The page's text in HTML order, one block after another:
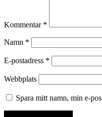
Kommentar *
Namn *
E-postadress *
Webbplats
Spara mitt namn, min e-